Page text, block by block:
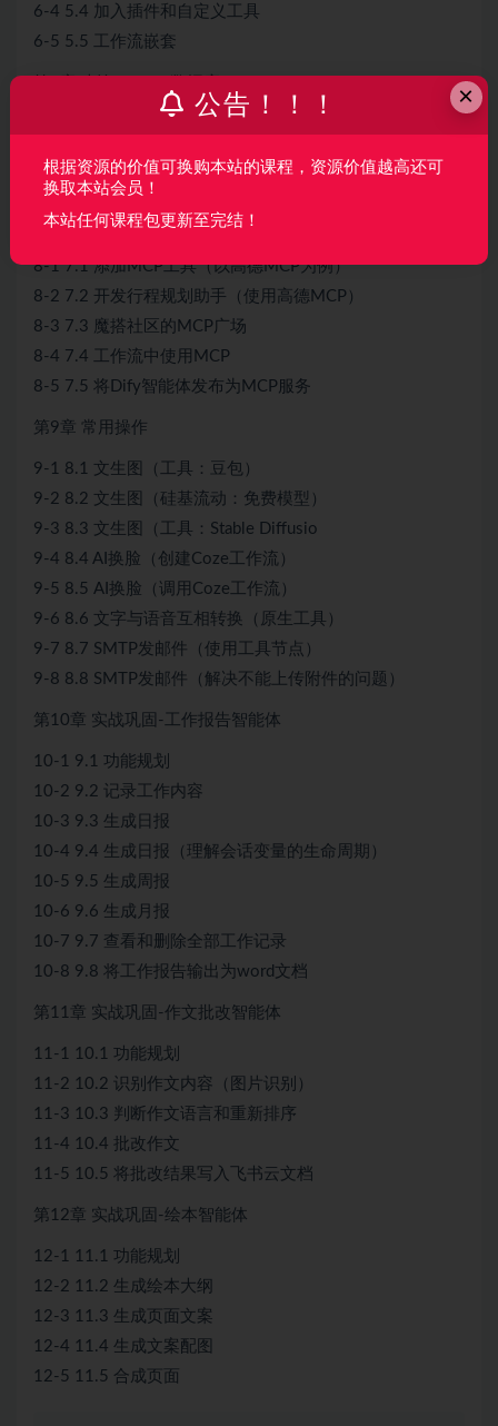
6-4 5.4 加入插件和自定义工具
6-5 5.5 工作流嵌套
7-3 6.3 查询数据生成可视化图表
第8章 MCP工具
8-1 7.1 添加MCP工具（以高德MCP为例）
8-2 7.2 开发行程规划助手（使用高德MCP）
8-3 7.3 魔搭社区的MCP广场
8-4 7.4 工作流中使用MCP
8-5 7.5 将Dify智能体发布为MCP服务
第9章 常用操作
9-1 8.1 文生图（工具：豆包）
9-2 8.2 文生图（硅基流动：免费模型）
9-3 8.3 文生图（工具：Stable Diffusio
9-4 8.4 AI换脸（创建Coze工作流）
9-5 8.5 AI换脸（调用Coze工作流）
9-6 8.6 文字与语音互相转换（原生工具）
9-7 8.7 SMTP发邮件（使用工具节点）
9-8 8.8 SMTP发邮件（解决不能上传附件的问题）
第10章 实战巩固-工作报告智能体
10-1 9.1 功能规划
10-2 9.2 记录工作内容
10-3 9.3 生成日报
10-4 9.4 生成日报（理解会话变量的生命周期）
10-5 9.5 生成周报
10-6 9.6 生成月报
10-7 9.7 查看和删除全部工作记录
10-8 9.8 将工作报告输出为word文档
第11章 实战巩固-作文批改智能体
11-1 10.1 功能规划
11-2 10.2 识别作文内容（图片识别）
11-3 10.3 判断作文语言和重新排序
11-4 10.4 批改作文
11-5 10.5 将批改结果写入飞书云文档
第12章 实战巩固-绘本智能体
12-1 11.1 功能规划
12-2 11.2 生成绘本大纲
12-3 11.3 生成页面文案
12-4 11.4 生成文案配图
12-5 11.5 合成页面
×
公告！！！
根据资源的价值可换购本站的课程，资源价值越高还可
换取本站会员！
本站任何课程包更新至完结！